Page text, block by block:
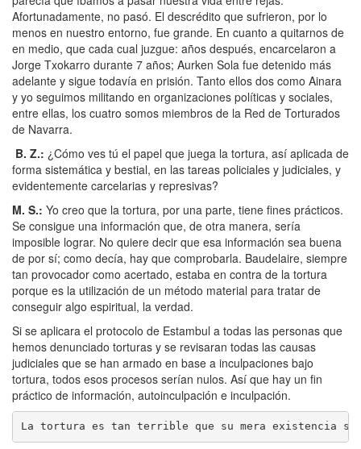
Afortunadamente, no pasó. El descrédito que sufrieron, por lo
menos en nuestro entorno, fue grande. En cuanto a quitarnos de
en medio, que cada cual juzgue: años después, encarcelaron a
Jorge Txokarro durante 7 años; Aurken Sola fue detenido más
adelante y sigue todavía en prisión. Tanto ellos dos como Ainara
y yo seguimos militando en organizaciones políticas y sociales,
entre ellas, los cuatro somos miembros de la Red de Torturados
de Navarra.
B. Z.: ¿Cómo ves tú el papel que juega la tortura, así aplicada de
forma sistemática y bestial, en las tareas policiales y judiciales, y
evidentemente carcelarias y represivas?
M. S.: Yo creo que la tortura, por una parte, tiene fines prácticos.
Se consigue una información que, de otra manera, sería
imposible lograr. No quiere decir que esa información sea buena
de por sí; como decía, hay que comprobarla. Baudelaire, siempre
tan provocador como acertado, estaba en contra de la tortura
porque es la utilización de un método material para tratar de
conseguir algo espiritual, la verdad.
Si se aplicara el protocolo de Estambul a todas las personas que
hemos denunciado torturas y se revisaran todas las causas
judiciales que se han armado en base a inculpaciones bajo
tortura, todos esos procesos serían nulos. Así que hay un fin
práctico de información, autoinculpación e inculpación.
La tortura es tan terrible que su mera existencia